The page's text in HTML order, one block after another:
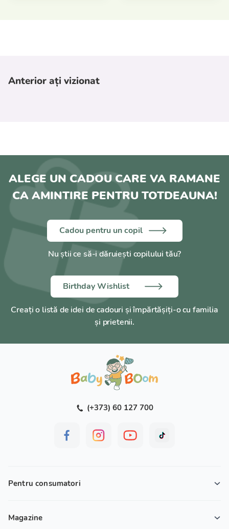
Anterior ați vizionat
ALEGE UN CADOU CARE VA RAMANE
CA AMINTIRE PENTRU TOTDEAUNA!
Cadou pentru un copil
Nu știi ce să-i dăruiești copilului tău?
Birthday Wishlist
Creați o listă de idei de cadouri și împărtășiți-o cu familia
și prietenii.
(+373) 60 127 700
Pentru consumatori
Magazine